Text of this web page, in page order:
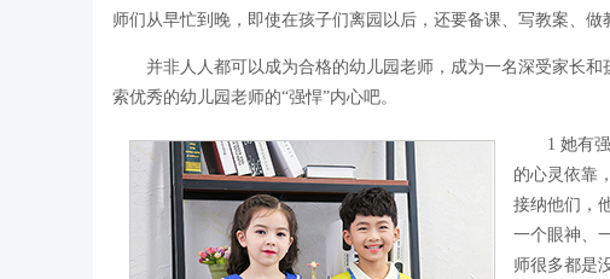
师们从早忙到晚，即使在孩子们离园以后，还要备课、写教案、
并非人人都可以成为合格的幼儿园老师，成为一名深受家长
索优秀的幼儿园老师的“强悍”内心吧。
1 她有
的心灵依靠
接纳他们，
一个眼神、
师很多都是